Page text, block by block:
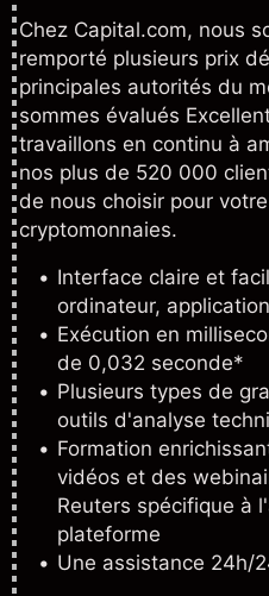
Chez Capital.com, nous
remporté plusieurs prix
principales autorités du
sommes évalués
travaillons en continu à
nos plus de 520 000
de nous choisir pour
cryptomonnaies.
Interface claire et
ordinateur,
Exécution en
de 0,032 seconde*
Plusieurs types de
outils d'analyse
Formation
vidéos et des
Reuters spécifique à
plateforme
Une assistance 24h/